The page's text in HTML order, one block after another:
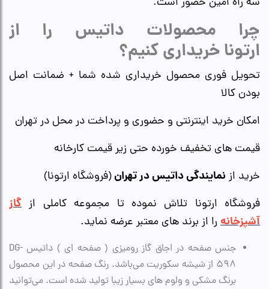
چرا محصولات داتیس را از
ارتونا خریداری کنیم؟
تحویل فوری محصول خریداری شده شما + ضمانت اصل
بودن کالا
امکان خرید اینترنتی و حضوری و پرداخت در محل در تهران
قیمت های تخفیف خورده حتی زیر قیمت کارخانه
خرید از نمایندگی داتیس در تهران(فروشگاه ارتونا)
فروشگاه ارتونا تلاش نموده تا مجموعه کاملی از گاز
آشپزخانه را از برند های معتبر عرضه نماید.
جنس صفحه در اجاق گاز رومیزی ( صفحه ای ) داتیس DG-
598 از شیشه سکوریت می‌باشد. رنگ صفحه در این محصول
برنگ مشکی و ولوم های بسیار زیبا تولید شده است. می‌توانید